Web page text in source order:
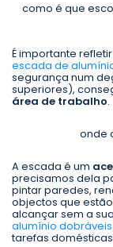
como é que
É importante
escada de
segurança num
superiores),
área de trabalho.
onde
A escada é um
precisamos dela
pintar paredes,
objectos que
alcançar sem a
alumínio dobráveis
tarefas